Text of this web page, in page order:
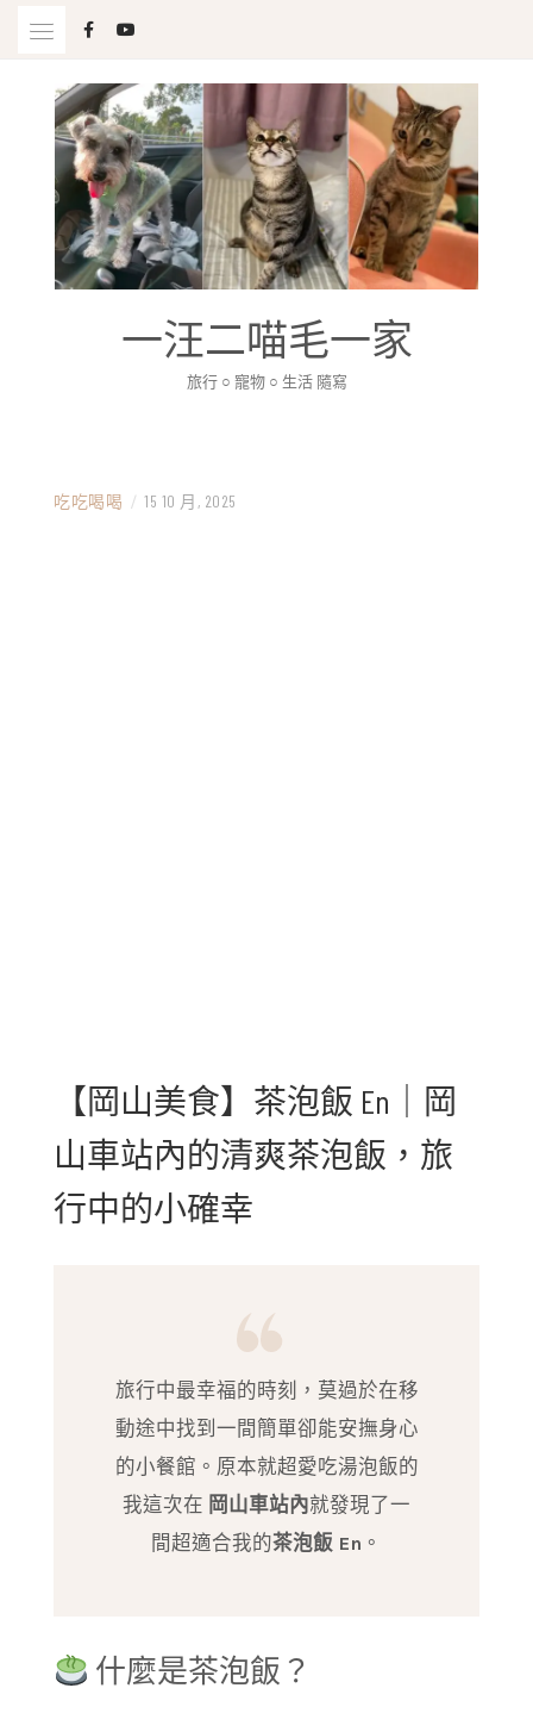
一汪二喵毛一家
旅行 ○ 寵物 ○ 生活 隨寫
吃吃喝喝 / 15 10 月, 2025
【岡山美食】茶泡飯 En｜岡
山車站內的清爽茶泡飯，旅
行中的小確幸
旅行中最幸福的時刻，莫過於在移
動途中找到一間簡單卻能安撫身心
的小餐館。原本就超愛吃湯泡飯的
我這次在 岡山車站內就發現了一
間超適合我的茶泡飯 En 。
什麼是茶泡飯？